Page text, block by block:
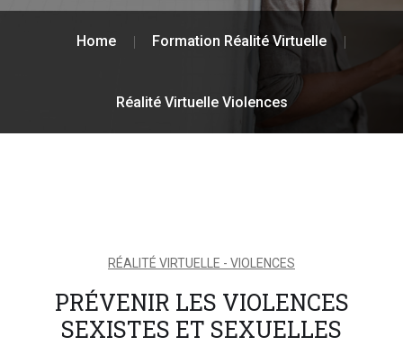
Home Formation Réalité Virtuelle
Réalité Virtuelle Violences
RÉALITÉ VIRTUELLE - VIOLENCES
PRÉVENIR LES VIOLENCES
SEXISTES ET SEXUELLES